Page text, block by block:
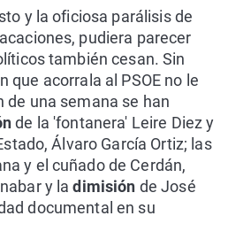
y la oficiosa parálisis de
pudiera parecer
también cesan. Sin
que acorrala al PSOE no le
de una semana se han
de la 'fontanera' Leire Diez y
Álvaro García Ortiz; las
y el cuñado de Cerdán,
y ladimisión de José
documental en su